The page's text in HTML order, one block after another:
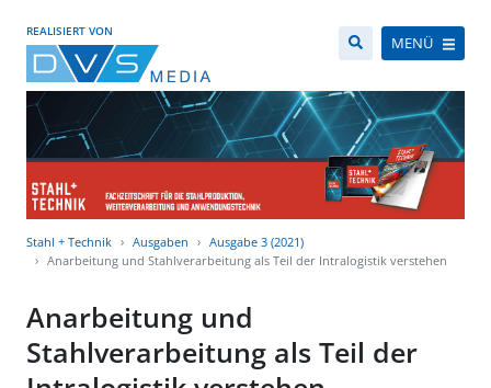
REALISIERT VON
MENÜ
Stahl + Technik Ausgaben
Ausgabe 3 (2021)
Anarbeitung und Stahlverarbeitung als Teil der Intralogistik verstehen
Anarbeitung und
Stahlverarbeitung als Teil der